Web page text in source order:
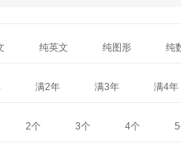
纯英文 纯图形 纯
满2年 满3年 满4年
2个 3个 4个